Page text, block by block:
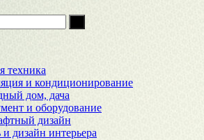
техника
и кондиционирование
дом, дача
и оборудование
дизайн
дизайн интерьера